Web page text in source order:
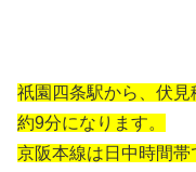
祇園四条駅から、伏見
約9分になります。
京阪本線は日中時間帯